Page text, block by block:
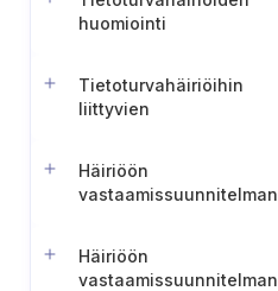
huomiointi
Tietoturvahäiriöihin
liittyvien
Häiriöön
vastaamissuunnitelman
Häiriöön
vastaamissuunnitelman